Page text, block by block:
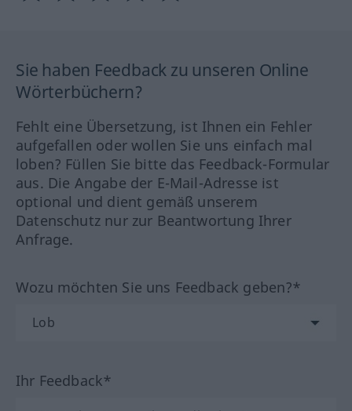
Sie haben Feedback zu unseren Online
Wörterbüchern?
Fehlt eine Übersetzung, ist Ihnen ein Fehler
aufgefallen oder wollen Sie uns einfach mal
loben? Füllen Sie bitte das Feedback-Formular
aus. Die Angabe der E-Mail-Adresse ist
optional und dient gemäß unserem
Datenschutz nur zur Beantwortung Ihrer
Anfrage.
Wozu möchten Sie uns Feedback geben?*
Ihr Feedback*